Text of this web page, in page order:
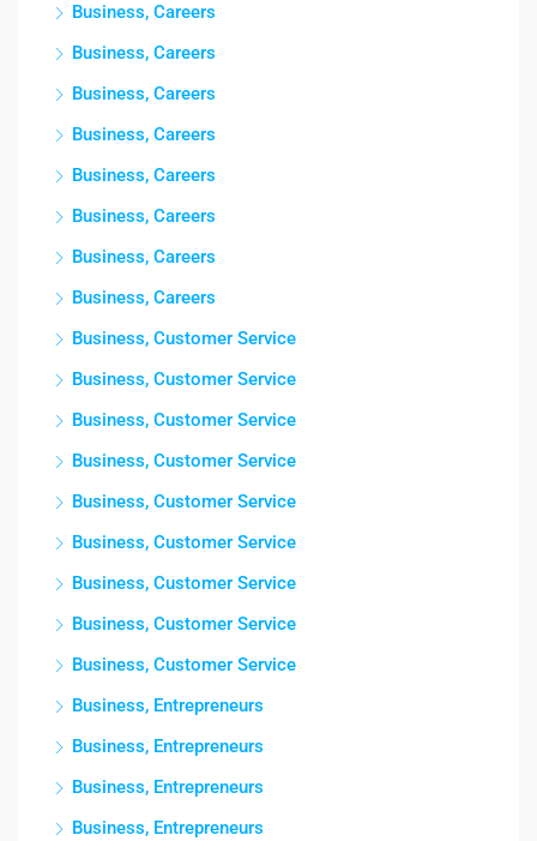
Business, Careers
Business, Careers
Business, Careers
Business, Careers
Business, Careers
Business, Careers
Business, Careers
Business, Careers
Business, Customer Service
Business, Customer Service
Business, Customer Service
Business, Customer Service
Business, Customer Service
Business, Customer Service
Business, Customer Service
Business, Customer Service
Business, Customer Service
Business, Entrepreneurs
Business, Entrepreneurs
Business, Entrepreneurs
Business, Entrepreneurs